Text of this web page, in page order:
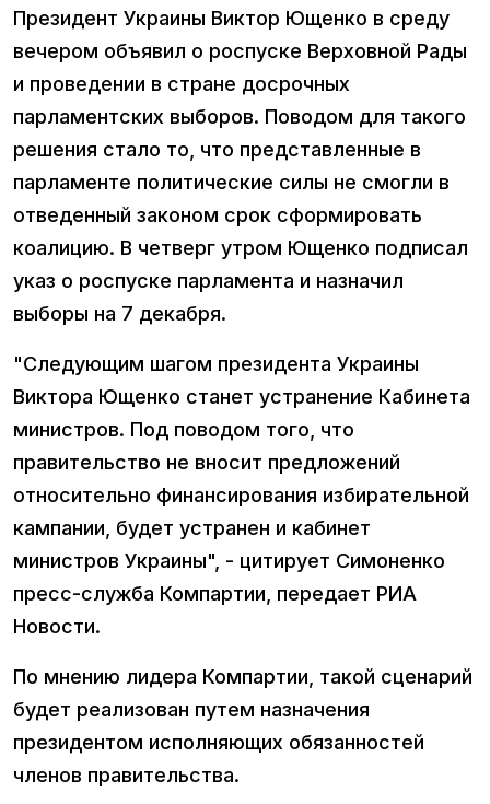
Президент Украины Виктор Ющенко в среду
вечером объявил о роспуске Верховной Рады
и проведении в стране досрочных
парламентских выборов. Поводом для такого
решения стало то, что представленные в
парламенте политические силы не смогли в
отведенный законом срок сформировать
коалицию. В четверг утром Ющенко подписал
указ о роспуске парламента и назначил
выборы на 7 декабря.
"Следующим шагом президента Украины
Виктора Ющенко станет устранение Кабинета
министров. Под поводом того, что
правительство не вносит предложений
относительно финансирования избирательной
кампании, будет устранен и кабинет
министров Украины", - цитирует Симоненко
пресс-служба Компартии, передает РИА
Новости.
По мнению лидера Компартии, такой сценарий
будет реализован путем назначения
президентом исполняющих обязанностей
членов правительства.